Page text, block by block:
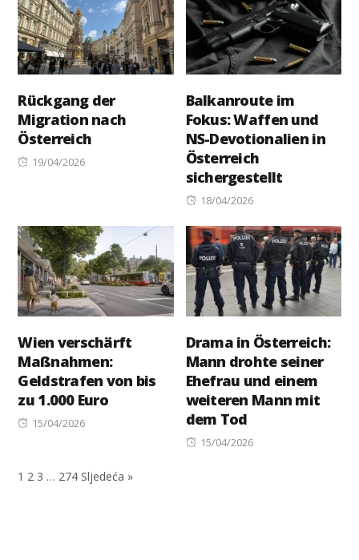
Rückgang der
Migration nach
Österreich
Posted
19/04/2026
Balkanroute im
Fokus: Waffen und
NS-Devotionalien in
Österreich
sichergestellt
Posted
18/04/2026
Wien verschärft
Maßnahmen:
Geldstrafen von bis
zu 1.000 Euro
Posted
15/04/2026
Drama in Österreich:
Mann drohte seiner
Ehefrau und einem
weiteren Mann mit
dem Tod
Posted
15/04/2026
1 2 3 … 274 Sljedeća »